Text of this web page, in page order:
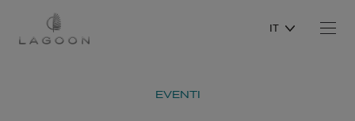
IT
EVENTI